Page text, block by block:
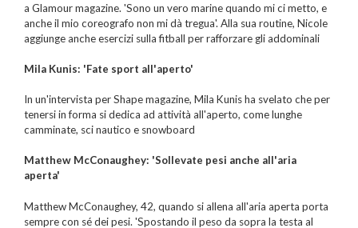
a Glamour magazine. 'Sono un vero marine quando mi ci metto, e
anche il mio coreografo non mi dà tregua'. Alla sua routine, Nicole
aggiunge anche esercizi sulla fitball per rafforzare gli addominali
Mila Kunis: 'Fate sport all'aperto'
In un'intervista per Shape magazine, Mila Kunis ha svelato che per
tenersi in forma si dedica ad attività all'aperto, come lunghe
camminate, sci nautico e snowboard
Matthew McConaughey: 'Sollevate pesi anche all'aria
aperta'
Matthew McConaughey, 42, quando si allena all'aria aperta porta
sempre con sé dei pesi. 'Spostando il peso da sopra la testa al